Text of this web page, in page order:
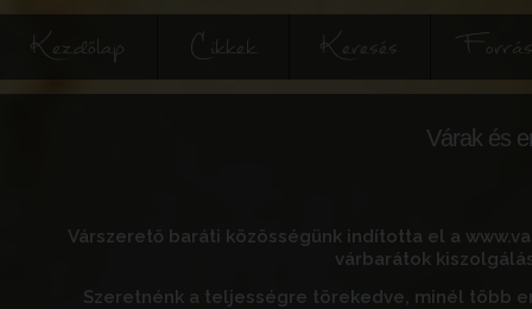
Kezdőlap Cikkek Keresés
Várak és
Várszerető baráti közösségünk indította el a
várbarátok
Szeretnénk a teljességre törekedve, minél több